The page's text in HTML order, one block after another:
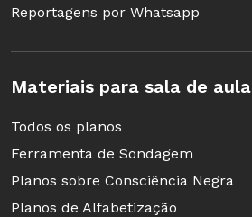
Reportagens por Whatsapp
Materiais para sala de aula
Todos os planos
Ferramenta de Sondagem
Planos sobre Consciência Negra
Planos de Alfabetização